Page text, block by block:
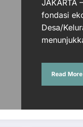
JAKARTA
fondasi
Desa/
Read More